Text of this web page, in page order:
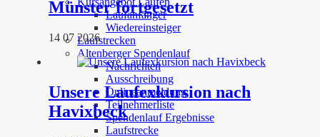
Laufanfänger
Wiedereinsteiger
Laufstrecken
Altenberger Spendenlauf
Nachrichten
Ausschreibung
Onlineanmeldung
Teilnehmerliste
Spendenlauf Ergebnisse
Laufstrecke
Münster fortgesetzt
14 07 2026
Unsere Laufexkursion nach
Havixbeck